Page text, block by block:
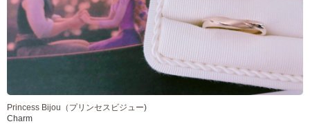
Princess Bijou（プリンセスビジュー)
Charm